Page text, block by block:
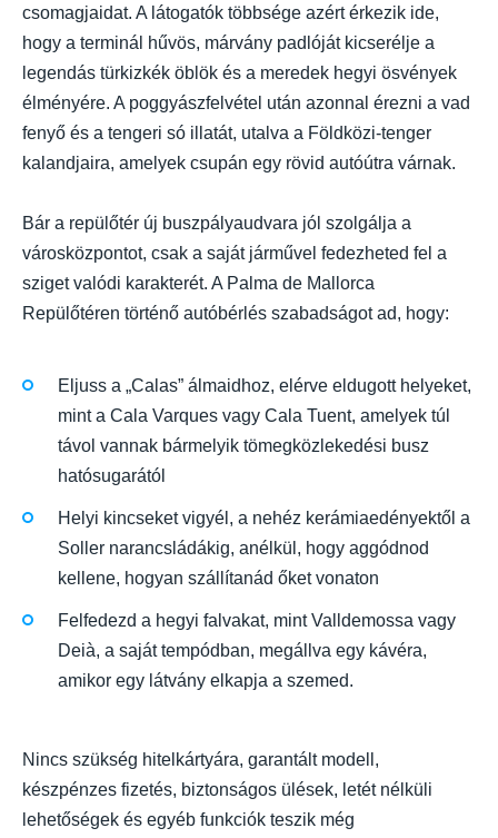
csomagjaidat. A látogatók többsége azért érkezik ide,
hogy a terminál hűvös, márvány padlóját kicserélje a
legendás türkizkék öblök és a meredek hegyi ösvények
élményére. A poggyászfelvétel után azonnal érezni a vad
fenyő és a tengeri só illatát, utalva a Földközi-tenger
kalandjaira, amelyek csupán egy rövid autóútra várnak.
Bár a repülőtér új buszpályaudvara jól szolgálja a
városközpontot, csak a saját járművel fedezheted fel a
sziget valódi karakterét. A Palma de Mallorca
Repülőtéren történő autóbérlés szabadságot ad, hogy:
Eljuss a „Calas” álmaidhoz, elérve eldugott helyeket,
mint a Cala Varques vagy Cala Tuent, amelyek túl
távol vannak bármelyik tömegközlekedési busz
hatósugarától
Helyi kincseket vigyél, a nehéz kerámiaedényektől a
Soller narancsládákig, anélkül, hogy aggódnod
kellene, hogyan szállítanád őket vonaton
Felfedezd a hegyi falvakat, mint Valldemossa vagy
Deià, a saját tempódban, megállva egy kávéra,
amikor egy látvány elkapja a szemed.
Nincs szükség hitelkártyára, garantált modell,
készpénzes fizetés, biztonságos ülések, letét nélküli
lehetőségek és egyéb funkciók teszik még